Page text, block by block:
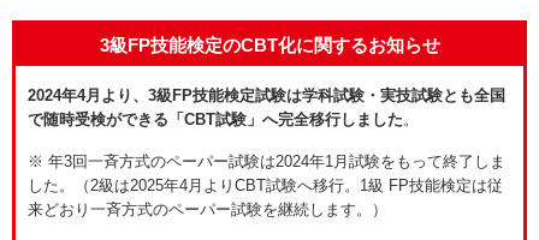
3級FP技能検定のCBT化に関するお知らせ
2024年4月より、 3級FP技能検定試験は学科試験・実技試験とも全国
で随時受検ができる「CBT試験」へ完全移行しました 。
※ 年3回一斉方式のペーパー試験は2024年1月試験をもって終了しま
した。（2級は2025年4月よりCBT試験へ移行。1級 FP技能検定は従
来どおり一斉方式のペーパー試験を継続します。）